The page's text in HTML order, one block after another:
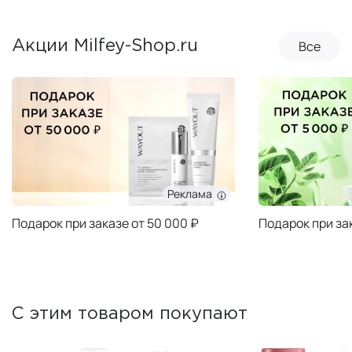
Акции Milfey-Shop.ru Все
Реклама
Подарок при заказе от 50 000 ₽ Подарок при
С этим товаром покупают